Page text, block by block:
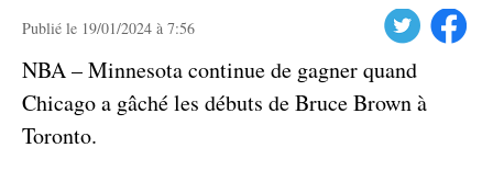
Publié le 19/01/2024 à 7:56 Facebook
NBA – Minnesota continue de gagner quand
Chicago a gâché les débuts de Bruce Brown à
Toronto.